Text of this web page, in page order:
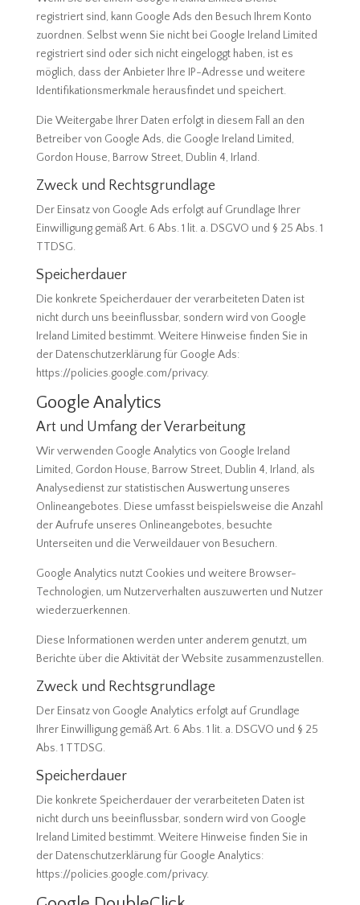
registriert sind, kann Google Ads den Besuch Ihrem Konto
zuordnen. Selbst wenn Sie nicht bei Google Ireland Limited
registriert sind oder sich nicht eingeloggt haben, ist es
möglich, dass der Anbieter Ihre IP-Adresse und weitere
Identifikationsmerkmale herausfindet und speichert.
Die Weitergabe Ihrer Daten erfolgt in diesem Fall an den
Betreiber von Google Ads, die Google Ireland Limited,
Gordon House, Barrow Street, Dublin 4, Irland.
Zweck und Rechtsgrundlage
Der Einsatz von Google Ads erfolgt auf Grundlage Ihrer
Einwilligung gemäß Art. 6 Abs. 1 lit. a. DSGVO und § 25 Abs. 1
TTDSG.
Speicherdauer
Die konkrete Speicherdauer der verarbeiteten Daten ist
nicht durch uns beeinflussbar, sondern wird von Google
Ireland Limited bestimmt. Weitere Hinweise finden Sie in
der Datenschutzerklärung für Google Ads:
https://policies.google.com/privacy.
Google Analytics
Art und Umfang der Verarbeitung
Wir verwenden Google Analytics von Google Ireland
Limited, Gordon House, Barrow Street, Dublin 4, Irland, als
Analysedienst zur statistischen Auswertung unseres
Onlineangebotes. Diese umfasst beispielsweise die Anzahl
der Aufrufe unseres Onlineangebotes, besuchte
Unterseiten und die Verweildauer von Besuchern.
Google Analytics nutzt Cookies und weitere Browser-
Technologien, um Nutzerverhalten auszuwerten und Nutzer
wiederzuerkennen.
Diese Informationen werden unter anderem genutzt, um
Berichte über die Aktivität der Website zusammenzustellen.
Zweck und Rechtsgrundlage
Der Einsatz von Google Analytics erfolgt auf Grundlage
Ihrer Einwilligung gemäß Art. 6 Abs. 1 lit. a. DSGVO und § 25
Abs. 1 TTDSG.
Speicherdauer
Die konkrete Speicherdauer der verarbeiteten Daten ist
nicht durch uns beeinflussbar, sondern wird von Google
Ireland Limited bestimmt. Weitere Hinweise finden Sie in
der Datenschutzerklärung für Google Analytics:
https://policies.google.com/privacy.